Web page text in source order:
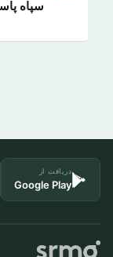
سپاه
دریافت از
Google Play